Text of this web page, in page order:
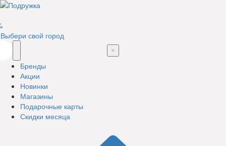
Выбери свой город
Бренды
Акции
Новинки
Магазины
Подарочные карты
Скидки месяца